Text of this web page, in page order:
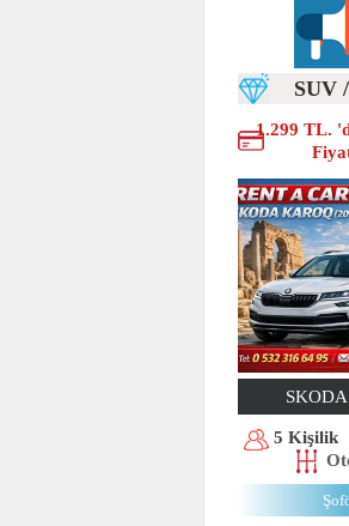
SUV
1.299 TL.
5 Kişilik